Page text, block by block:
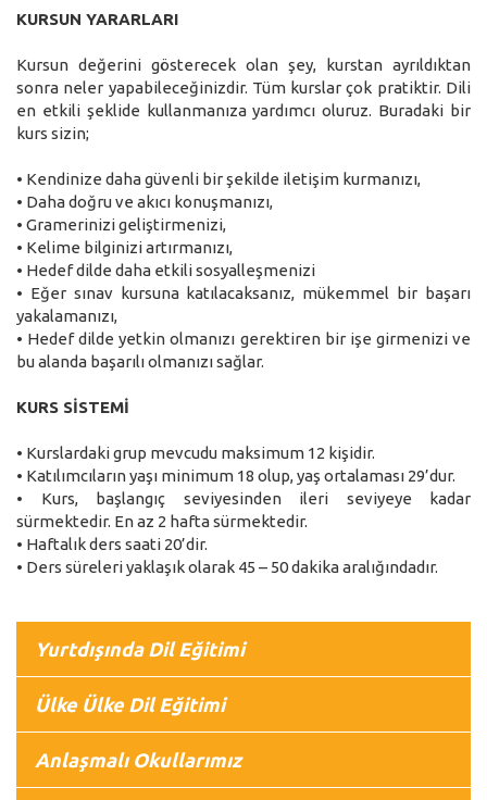
KURSUN YARARLARI
Kursun değerini gösterecek olan şey, kurstan ayrıldıktan
sonra neler yapabileceğinizdir. Tüm kurslar çok pratiktir. Dili
en etkili şeklide kullanmanıza yardımcı oluruz. Buradaki bir
kurs sizin;
• Kendinize daha güvenli bir şekilde iletişim kurmanızı,
• Daha doğru ve akıcı konuşmanızı,
• Gramerinizi geliştirmenizi,
• Kelime bilginizi artırmanızı,
• Hedef dilde daha etkili sosyalleşmenizi
• Eğer sınav kursuna katılacaksanız, mükemmel bir başarı
yakalamanızı,
• Hedef dilde yetkin olmanızı gerektiren bir işe girmenizi ve
bu alanda başarılı olmanızı sağlar.
KURS SİSTEMİ
• Kurslardaki grup mevcudu maksimum 12 kişidir.
• Katılımcıların yaşı minimum 18 olup, yaş ortalaması 29’dur.
• Kurs, başlangıç seviyesinden ileri seviyeye kadar
sürmektedir. En az 2 hafta sürmektedir.
• Haftalık ders saati 20’dir.
• Ders süreleri yaklaşık olarak 45 – 50 dakika aralığındadır.
Yurtdışında Dil Eğitimi
Ülke Ülke Dil Eğitimi
Anlaşmalı Okullarımız